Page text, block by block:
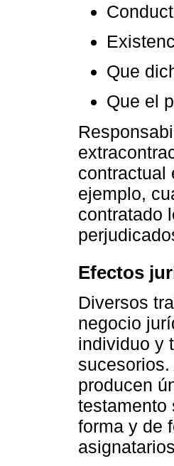
Que
Que el
contractual
ejemplo,
contratado
Efectos
Diversos
negocio
individuo y
producen
testamento
forma y de